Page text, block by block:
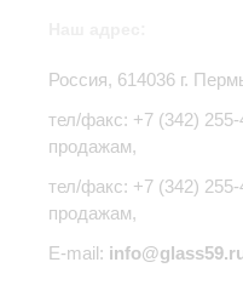
Россия, 614036 г.
тел/факс: +7 (342)
продажам,
тел/факс: +7 (342)
продажам,
E-mail: